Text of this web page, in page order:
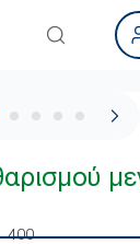
1 / 6
400